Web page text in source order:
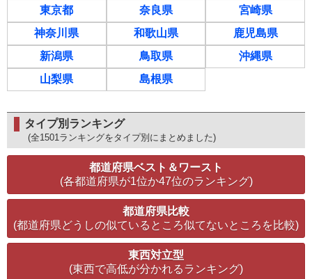
東京都
神奈川県
新潟県
山梨県
奈良県
和歌山県
鳥取県
島根県
宮崎県
鹿児島県
沖縄県
タイプ別ランキング
(全1501ランキングをタイプ別にまとめました)
都道府県ベスト＆ワースト
(各都道府県が1位か47位のランキング)
都道府県比較
(都道府県どうしの似ているところ似てないところを比較)
東西対立型
(東西で高低が分かれるランキング)